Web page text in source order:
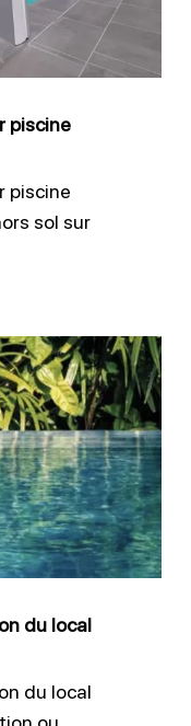
piscine
piscine
sol sur
du local
du local